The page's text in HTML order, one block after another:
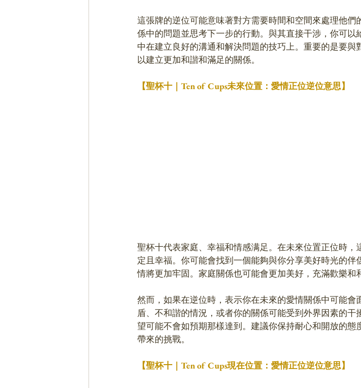
這張牌的逆位可能意味著對方需要時間和空間來處理他
係中的問題並思考下一步的行動。與其直接干涉，你可
中在建立良好的溝通和解決問題的技巧上。重要的是要與
以建立更加和諧和滿足的關係。
【聖杯十｜Ten of Cups未來位置：愛情正位逆位意思】
聖杯十代表家庭、幸福和情感满足。在未來位置正位時
定且幸福。你可能會找到一個能夠與你分享美好時光的
情將更加牢固。家庭關係也可能會更加美好，充滿歡樂和
然而，如果在逆位時，表示你在未來的愛情關係中可能
盾、不和諧的情況，或者你的關係可能受到外界因素的
望可能不會如預期那樣達到。建議你保持耐心和開放的
帶來的挑戰。
【聖杯十｜Ten of Cups現在位置：愛情正位逆位意思】